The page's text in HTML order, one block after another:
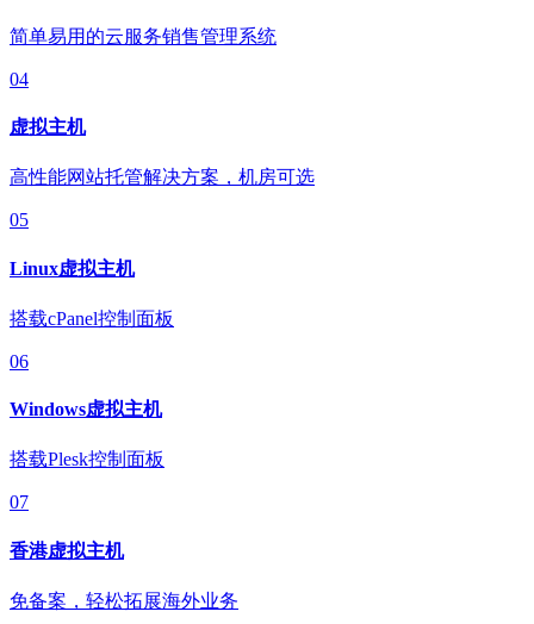
简单易用的云服务销售管理系统
04
虚拟主机
高性能网站托管解决方案，机房可选
05
Linux虚拟主机
搭载cPanel控制面板
06
Windows虚拟主机
搭载Plesk控制面板
07
香港虚拟主机
免备案，轻松拓展海外业务